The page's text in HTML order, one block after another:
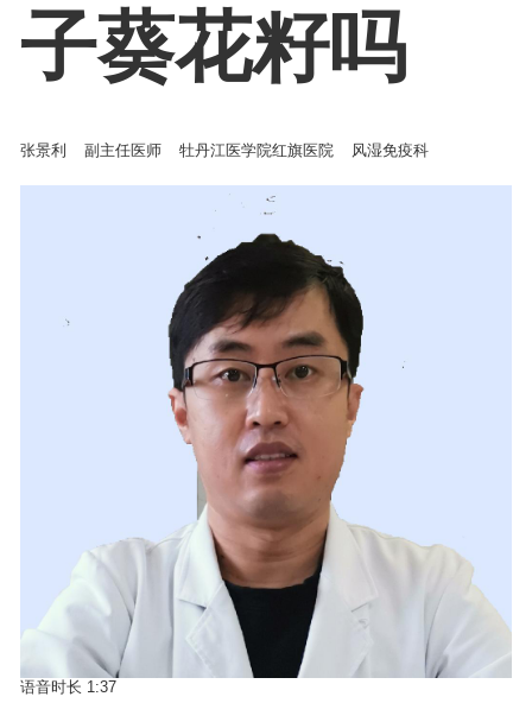
子葵花籽吗
张景利 副主任医师 牡丹江医学院红旗医院 风湿免疫科
语音时长 1:37